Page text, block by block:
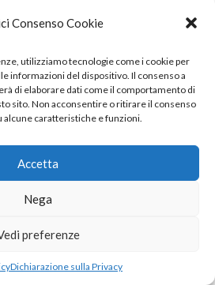
Consenso Cookie
utilizziamo tecnologie come i cookie per
informazioni del dispositivo. Il consenso a
di elaborare dati come il comportamento di
sito. Non acconsentire o ritirare il consenso
caratteristiche e funzioni.
Accetta
Nega
preferenze
Dichiarazione sulla Privacy